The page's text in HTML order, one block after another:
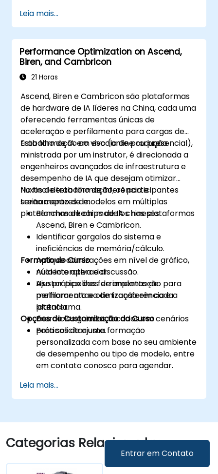
Entrar em Contato
Leia mais...
Performance Optimization on Ascend,
Biren, and Cambricon
21 Horas
Ascend, Biren e Cambricon são plataformas
de hardware de IA líderes na China, cada uma
oferecendo ferramentas únicas de
aceleração e perfilamento para cargas de
trabalho de IA em escala de produção.
Esta formação ao vivo (online ou presencial),
ministrada por um instrutor, é direcionada a
engenheiros avançados de infraestrutura e
desempenho de IA que desejam otimizar
fluxos de trabalho de inferência e
treinamento de modelos em múltiplas
plataformas de chips de IA chineses.
No final desta formação, os participantes
serão capazes de:
Benchmarkear modelos nas plataformas
Ascend, Biren e Cambricon.
Identificar gargalos do sistema e
ineficiências de memória/cálculo.
Aplique otimizações em nível de gráfico,
núcleo e operador.
Ajustar pipelines de implantação para
melhorar a taxa de transferência e a
latência.
Formato do Curso
Aula interativa e discussão.
Uso prático das ferramentas de
perfilamento e otimização em cada
plataforma.
Exercícios guiados focados em cenários
práticos de ajuste.
Opções de Customização do Curso
Para solicitar uma formação
personalizada com base no seu ambiente
de desempenho ou tipo de modelo, entre
em contato conosco para agendar.
Leia mais...
Categorias Relacionadas